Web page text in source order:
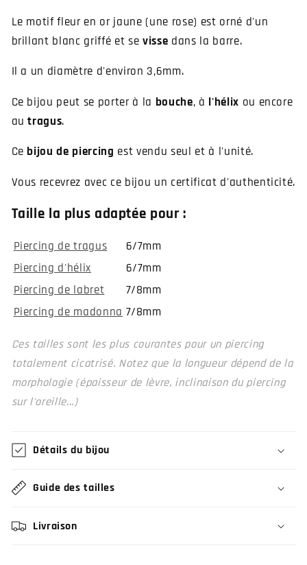
Le motif fleur en or jaune (une rose) est orné d'un
brillant blanc griffé et se visse dans la barre.
Il a un diamètre d'environ 3,6mm.
Ce bijou peut se porter à la bouche, à l'hélix ou encore
autragus.
Ce bijou de piercing est vendu seul et à l'unité.
Vous recevrez avec ce bijou un certificat d'authenticité.
Taille la plus adaptée pour :
Piercing de tragus
6/7mm
Piercing d'hélix
6/7mm
Piercing de labret
7/8mm
Piercing de madonna 7/8mm
Ces tailles sont les plus courantes pour un piercing
totalement cicatrisé. Notez que la longueur dépend de la
morphologie (épaisseur de lèvre, inclinaison du piercing
sur l'oreille...)
Détails du bijou
Guide des tailles
Livraison